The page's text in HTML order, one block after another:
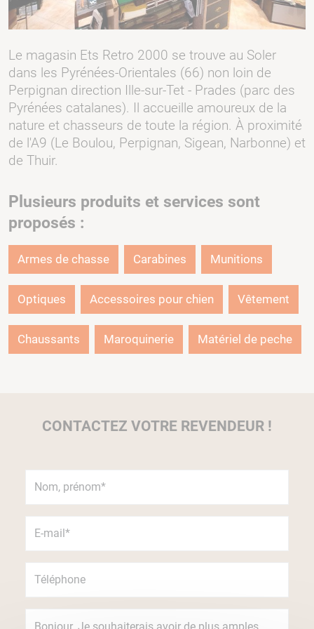
Le magasin Ets Retro 2000 se trouve au Soler
dans les Pyrénées-Orientales (66) non loin de
Perpignan direction Ille-sur-Tet - Prades (parc des
Pyrénées catalanes). Il accueille amoureux de la
nature et chasseurs de toute la région. À proximité
de l'A9 (Le Boulou, Perpignan, Sigean, Narbonne) et
de Thuir.
Plusieurs produits et services sont
proposés :
Armes de chasse Carabines Munitions
Optiques Accessoires pour chien Vêtement
Chaussants Maroquinerie Matériel de peche
CONTACTEZ VOTRE REVENDEUR !